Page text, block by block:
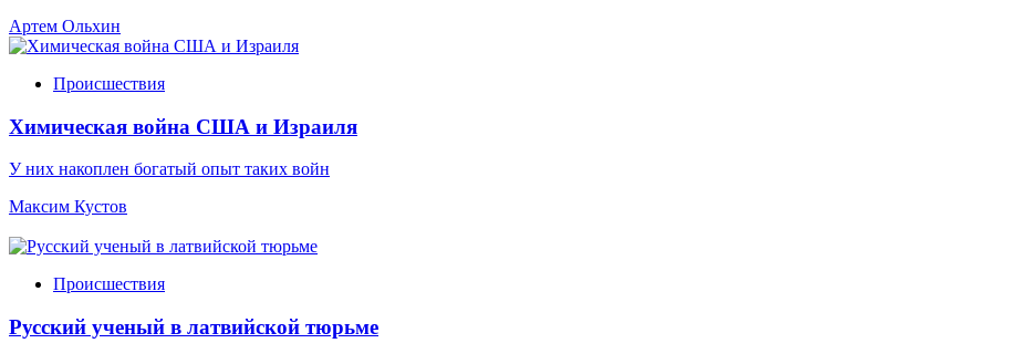
Артем Ольхин
Происшествия
Химическая война США и Израиля
У них накоплен богатый опыт таких войн
Максим Кустов
Происшествия
Русский ученый в латвийской тюрьме